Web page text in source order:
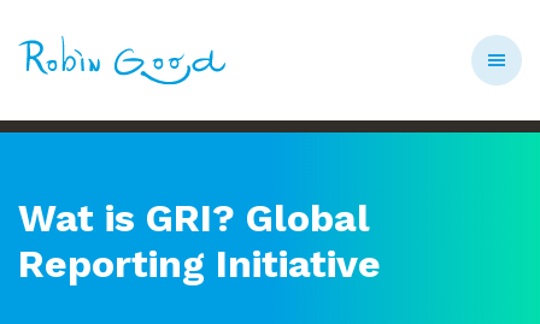
Wat is GRI? Global
Reporting Initiative